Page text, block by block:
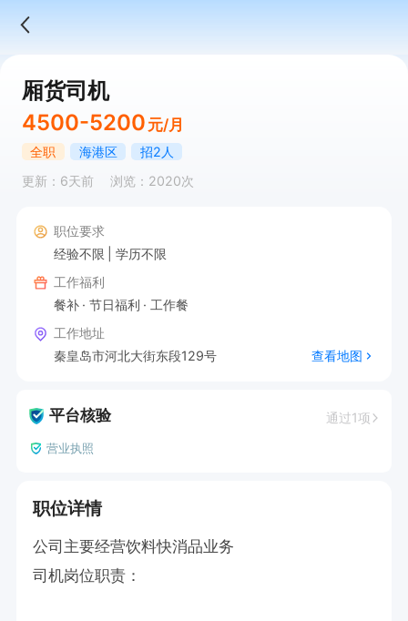
厢货司机
4500-5200 元/月
全职 海港区
招2人
更新：6天前
浏览：2020次
职位要求
经验不限
学历不限
工作福利
餐补
节日福利
工作餐
工作地址
秦皇岛市河北大街东段129号
查看地图
平台核验 通过1项
营业执照
职位详情
公司主要经营饮料快消品业务
司机岗位职责：